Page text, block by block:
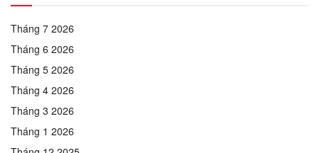
Tháng 7 2026
Tháng 6 2026
Tháng 5 2026
Tháng 4 2026
Tháng 3 2026
Tháng 1 2026